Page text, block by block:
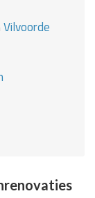
Vilvoorde